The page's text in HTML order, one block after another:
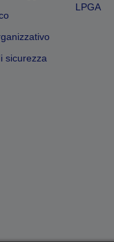
sicurezza
LPGA